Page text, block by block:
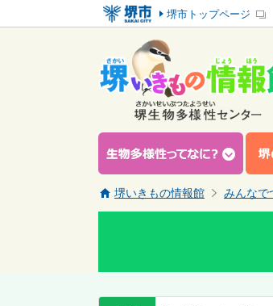
堺市トップページ
堺いきもの情報館 みんなで